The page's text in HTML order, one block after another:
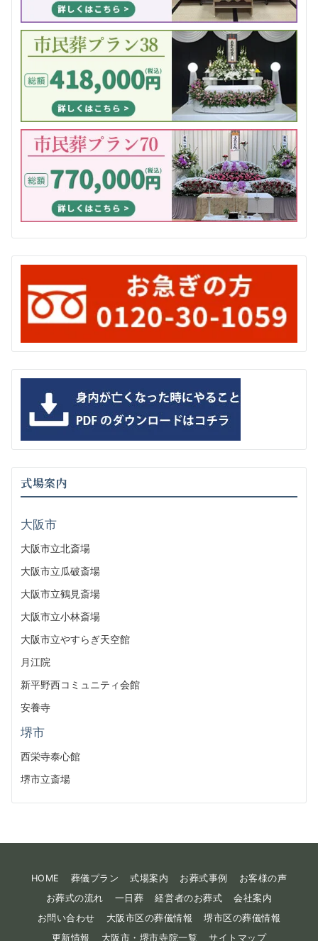
式場案内
大阪市
大阪市立北斎場
大阪市立瓜破斎場
大阪市立鶴見斎場
大阪市立小林斎場
大阪市立やすらぎ天空館
月江院
新平野西コミュニティ会館
安養寺
堺市
西栄寺泰心館
堺市立斎場
HOME 葬儀プラン 式場案内 お葬式事例
お客様の声
お葬式の流れ
一日葬 経営者のお葬式
会社案内
お問い合わせ
大阪市区の葬儀情報
堺市区の葬儀情報
更新情報
大阪市・堺市寺院一覧 サイトマップ